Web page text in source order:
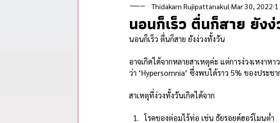
รวมทิปชะลอวัย #อ่านแล้วYoung นานาสาระอาหา
นอนก็เร็ว ตื่นก็สาย ยัง
Thidakarn Rujipattanakul Mar 30, 2022
นอนก็เร็ว ตื่นก็สาย ยังง่วงทั้งวัน
อาจเกิดได้จากหลายสาเหตุค่ะ แต่การง่วงเหง
ว่า ‘Hypersomnia’ ซึ่งพบได้ราว 5% ของประชา
สาเหตุที่ง่วงทั้งวันเกิดได้จาก
โรคของต่อมไร้ท่อ เช่น ธัยรอยด์ฮอร์โมนต่ำ